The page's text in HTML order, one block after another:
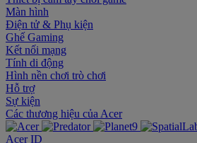
Màn hình
Điện tử & Phụ kiện
Ghế Gaming
Kết nối mạng
Tính di động
Hình nền chơi trò chơi
Hỗ trợ
Sự kiện
‌Các thương hiệu của Acer
Acer ID